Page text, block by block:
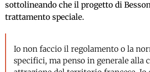
sottolineando che il progetto di
trattamento speciale.
Io non faccio il regolamento o la
specifici, ma penso in generale alla